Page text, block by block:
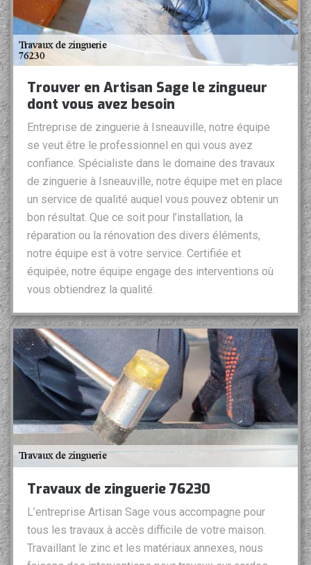
Trouver en Artisan Sage le zingueur
dont vous avez besoin
Entreprise de zinguerie à Isneauville, notre équipe
se veut être le professionnel en qui vous avez
confiance. Spécialiste dans le domaine des travaux
de zinguerie à Isneauville, notre équipe met en place
un service de qualité auquel vous pouvez obtenir un
bon résultat. Que ce soit pour l’installation, la
réparation ou la rénovation des divers éléments,
notre équipe est à votre service. Certifiée et
équipée, notre équipe engage des interventions où
vous obtiendrez la qualité.
Travaux de zinguerie 76230
L’entreprise Artisan Sage vous accompagne pour
tous les travaux à accès difficile de votre maison.
Travaillant le zinc et les matériaux annexes, nous